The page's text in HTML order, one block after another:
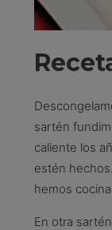
sartén
caliente los
estén
hemos
En otra